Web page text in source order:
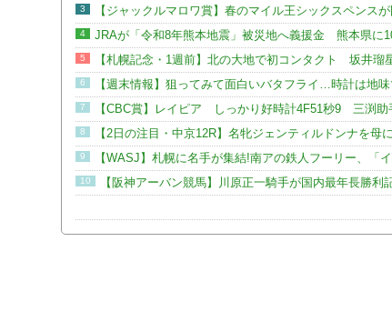
3 【ジャックルマロワ賞】春のマイル王シックスペンス
4 JRAが「令和8年熊本地震」被災地へ義援金 熊本県に
5 【札幌記念・1週前】北の大地で初コンタクト 坂井
6 【週末情報】狙ってみて面白いバタフライ…時計は地
7 【CBC賞】レイピア しっかり好時計4F51秒9 三渕助
8 【2日の注目・中京12R】名牝ジェンティルドンナを
9 【WASJ】札幌に名手が集結!南アの鉄人フーリー、「
10
【阪神アーバン競馬】川原正一騎手が国内最年長勝